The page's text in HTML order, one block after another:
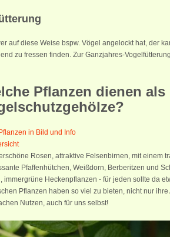
auf diese Weise bspw. Vögel angelockt hat, der
zu fressen finden. Zur Ganzjahres-
Pflanzen dienen als
in Bild und Info
Rosen, attraktive Felsenbirnen, mit einem
Pfaffenhütchen, Weißdorn, Berberitzen und
immergrüne Heckenpflanzen - für jeden sollte da
Pflanzen haben so viel zu bieten, nicht nur
Nutzen, auch für uns selbst!